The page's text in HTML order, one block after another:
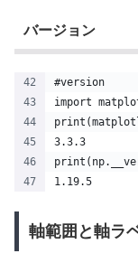
バージョン
#version
import
3.3.3
1.19.5
軸範囲と軸ラ